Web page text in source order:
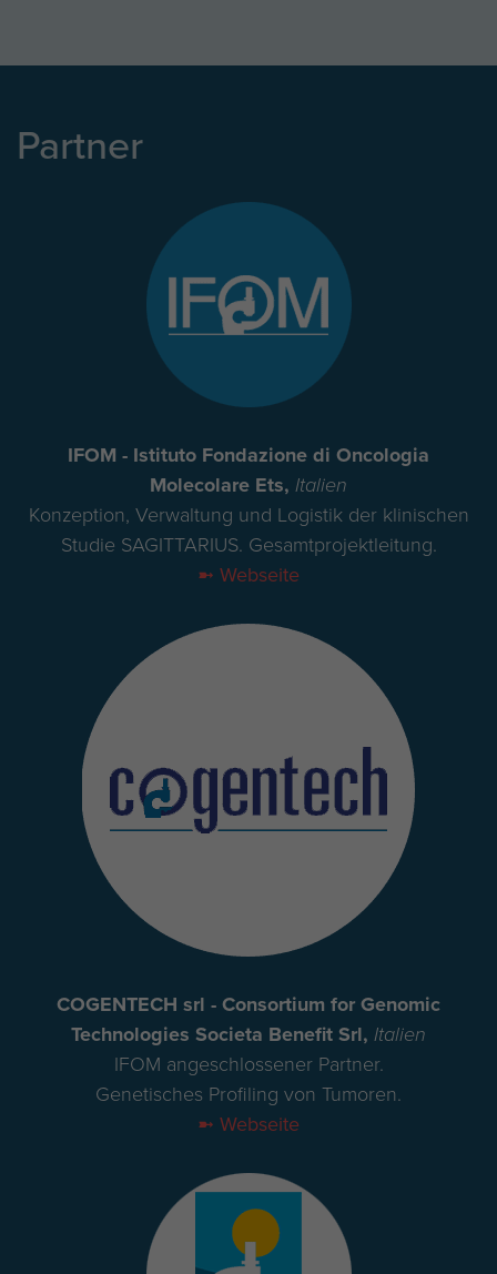
Partner
IFOM - Istituto Fondazione di Oncologia
Molecolare Ets, Italien
Konzeption, Verwaltung und Logistik der klinischen
Studie SAGITTARIUS. Gesamtprojektleitung.
➼ Webseite
COGENTECH srl - Consortium for Genomic
Technologies Societa Benefit Srl, Italien
IFOM angeschlossener Partner.
Genetisches Profiling von Tumoren.
➼ Webseite